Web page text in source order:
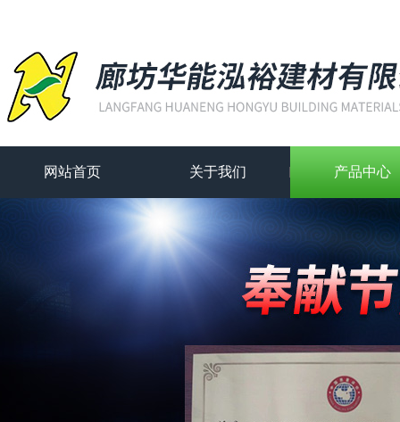
网站首页 关于我们 产品中心